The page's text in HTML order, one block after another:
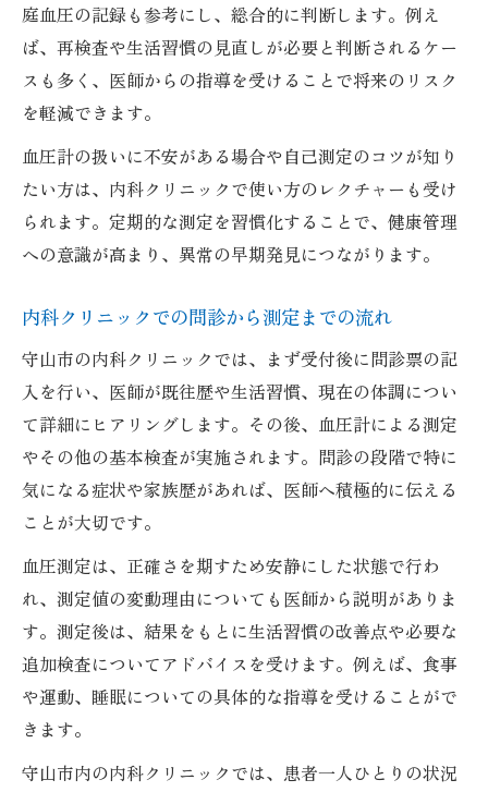
庭血圧の記録も参考にし、総合的に判断します。例え
ば、再検査や生活習慣の見直しが必要と判断されるケー
スも多く、医師からの指導を受けることで将来のリスク
を軽減できます。
血圧計の扱いに不安がある場合や自己測定のコツが知り
たい方は、内科クリニックで使い方のレクチャーも受け
られます。定期的な測定を習慣化することで、健康管理
への意識が高まり、異常の早期発見につながります。
内科クリニックでの問診から測定までの流れ
守山市の内科クリニックでは、まず受付後に問診票の記
入を行い、医師が既往歴や生活習慣、現在の体調につい
て詳細にヒアリングします。その後、血圧計による測定
やその他の基本検査が実施されます。問診の段階で特に
気になる症状や家族歴があれば、医師へ積極的に伝える
ことが大切です。
血圧測定は、正確さを期すため安静にした状態で行わ
れ、測定値の変動理由についても医師から説明がありま
す。測定後は、結果をもとに生活習慣の改善点や必要な
追加検査についてアドバイスを受けます。例えば、食事
や運動、睡眠についての具体的な指導を受けることがで
きます。
守山市内の内科クリニックでは、患者一人ひとりの状況